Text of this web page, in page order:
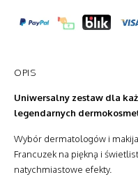
Zapisz się na listę
Polityka
Oficjalny
Zapisz się na listę
Polityka
Oficjalny
OPIS
Uniwersalny zestaw dla
legendarnych
Wybór dermatologów i
Francuzek na piękną i
natychmiastowe efekty.